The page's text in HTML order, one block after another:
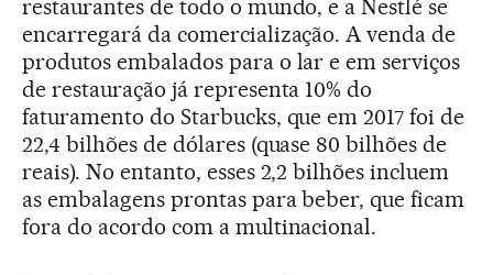
restaurantes de todo o mundo, e a Nestlé se
encarregará da comercialização. A venda de
produtos embalados para o lar e em serviços
de restauração já representa 10% do
faturamento do Starbucks, que em 2017 foi de
22,4 bilhões de dólares (quase 80 bilhões de
reais). No entanto, esses 2,2 bilhões incluem
as embalagens prontas para beber, que ficam
fora do acordo com a multinacional.